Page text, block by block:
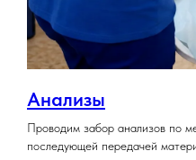
Анализы
Проводим забор анализов по
последующей передачей